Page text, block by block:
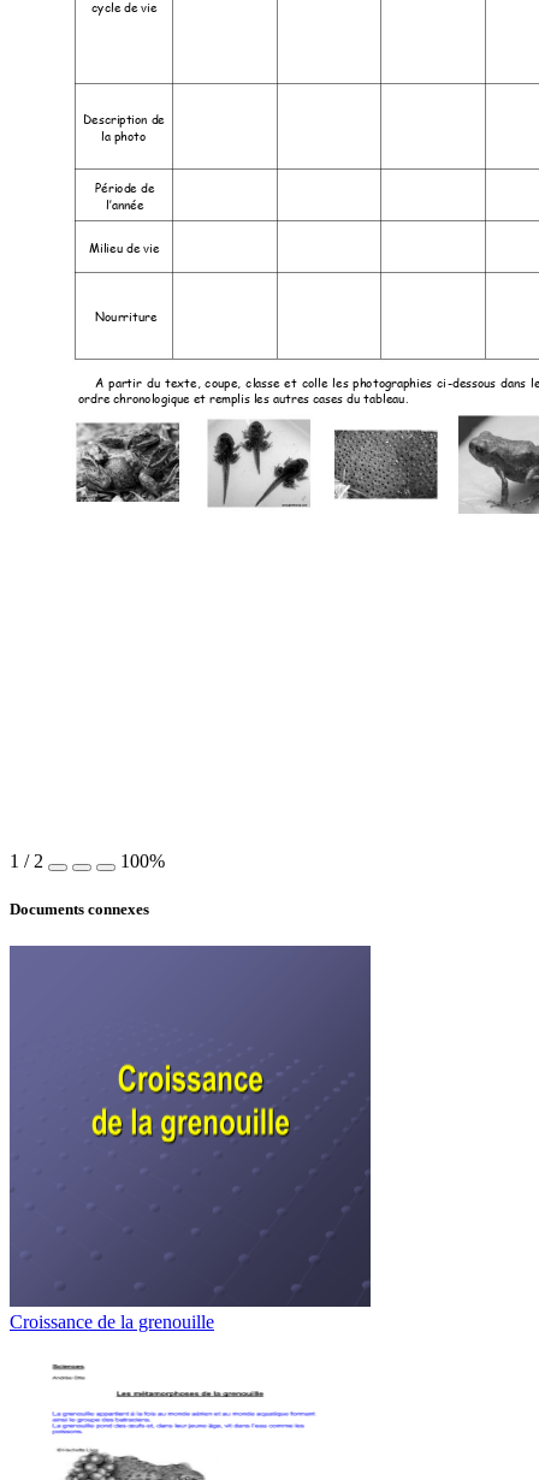
cycle de vie
Description de
la photo
Période de
l’année
Milieu de vie
Nourriture
A partir du texte, coupe, classe et colle les photographies ci-dessous dans
ordre chronologique et remplis les autres cases du tableau.
1 /2 100%
Documents connexes
Croissance de la grenouille